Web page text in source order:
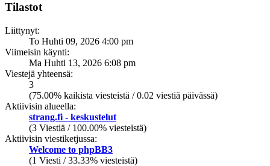
Tilastot
Liittynyt:
To Huhti 09, 2026 4:00 pm
Viimeisin käynti:
Ma Huhti 13, 2026 6:08 pm
Viestejä yhteensä:
3
(75.00% kaikista viesteistä / 0.02 viestiä päivässä)
Aktiivisin alueella:
strang.fi - keskustelut
(3 Viestiä / 100.00% viesteistä)
Aktiivisin viestiketjussa:
Welcome to phpBB3
(1 Viesti / 33.33% viesteistä)